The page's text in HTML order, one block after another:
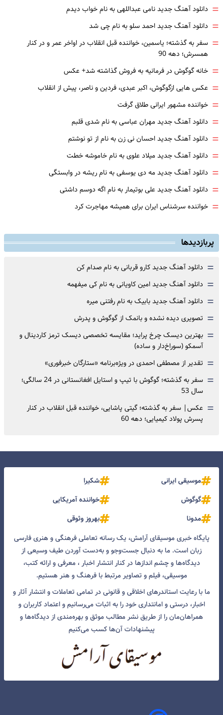
= دانلود آهنگ جدید نامی عبداللهی به نام خواب دیدم
= دانلود آهنگ جدید احمد سلو به نام چی شد
= سفر به گذشته؛ یاسمین، خواننده قبل انقلاب در اواخر عمر و در کنار
همسرش؛ دهه 90
= خانه گوگوش در فرمانیه به فروش گذاشته شد+ عکس
= عکس هایی ازگوگوش، اکبر عبدی، فردین و ناصر، پیش از انقلاب
= خواننده مشهور ایرانی طلاق گرفت
= دانلود آهنگ جدید مهران عباسی به نام شدی قلبم
= دانلود آهنگ جدید احسان نی زن به نام از تو نوشتم
= دانلود آهنگ جدید میلاد علوی به نام خاموشه خطت
= دانلود آهنگ جدید مه دی یوسفی به نام ریشه در وابستگی
= دانلود آهنگ جدید علی بوتیمار به نام اگه دوسم داشتی
= خواننده سرشناس ایران برای همیشه مهاجرت کرد
پربازدیدها
= دانلود آهنگ جدید کارو قربانی به نام صدام کن
= دانلود آهنگ جدید امین کاویانی به نام کی میفهمه
= دانلود آهنگ جدید بابیک به نام رفتنی میره
= تصویری دیده نشده و بانمک از گوگوش و پدرش
= بهترین دیسک چرخ پراید؛ مقایسه تخصصی دیسک ترمز کاردینال و
آسمکو (سوراخ‌دار و ساده)
= تقدیر از مصطفی احمدی در ویژه‌برنامه «ستارگان خبرفوری»
=
سفر به گذشته؛ گوگوش با تیپ و استایل افغانستانی در 24 سالگی؛
سال 53
= عکس| سفر به گذشته؛ گیتی پاشایی، خواننده قبل انقلاب در کنار
پسرش پولاد کیمیایی؛ دهه 60
موسیقی ایرانی
شکیرا
گوگوش
خواننده آمریکایی
مدونا
بهروز وثوقی
پایگاه خبری موسیقای آرامش، یک رسانه تعاملی فرهنگی و هنری فارسی
زبان است. ما به دنبال جست‌و‌جو و به‌دست آوردن طیف وسیعی از
دیدگاه‌ها و چشم انداز‌ها در کنار انتشار اخبار ، معرفی و ارائه کتب،
موسیقی، فیلم و تصاویر مرتبط با فرهنگ و هنر هستیم.
ما با رعایت استاندرهای اخلاقی و قانونی در تمامی تعاملات و انتشار آثار و
اخبار، درستی و امانتداری خود را به اثبات می‌رسانیم و اعتماد کاربران و
همراهان‌مان را از طریق نشر مطالب موثق و بهره‌مندی از دیدگاه‌ها و
پیشنهادات آن‌ها کسب می‌کنیم